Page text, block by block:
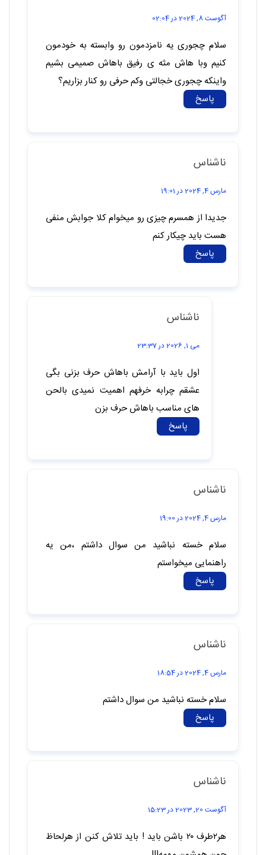
آگوست 8, 2024 در 02:04
سلام چجوری یه نامزدمون رو وابسته به خودمون
کنیم وبا هاش مثه ی رفیق باهاش صمیمی بشیم
واینکه چجوری خجالتی وکم حرفی رو کنار بزاریم؟
پاسخ
ناشناس
مارس 4, 2024 در 19:01
جدیدا از همسرم چیزی رو میخوام کلا جوابش منفی
هست باید چیکار کنم
پاسخ
ناشناس
می 1, 2026 در 23:37
اول باید با آرامش باهاش حرف بزنی بگی
عشقم چرابه خرفهم اهمیت نمیدی بالحن
های مناسب باهاش حرف بزن
پاسخ
ناشناس
مارس 4, 2024 در 19:00
سلام خسته نباشید من سوال داشتم ،من یه
راهنمایی میخواستم
پاسخ
ناشناس
مارس 4, 2024 در 18:54
سلام خسته نباشید من سوال داشتم
پاسخ
ناشناس
آگوست 20, 2023 در 15:23
هر۲طرف ۲۰ باشن باید ! باید تلاش کنن از هرلحاظ